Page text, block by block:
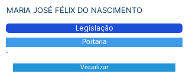
MARIA JOSÉ FÉLIX DO NASCIMENTO
Legislação
Portaria
Visualizar